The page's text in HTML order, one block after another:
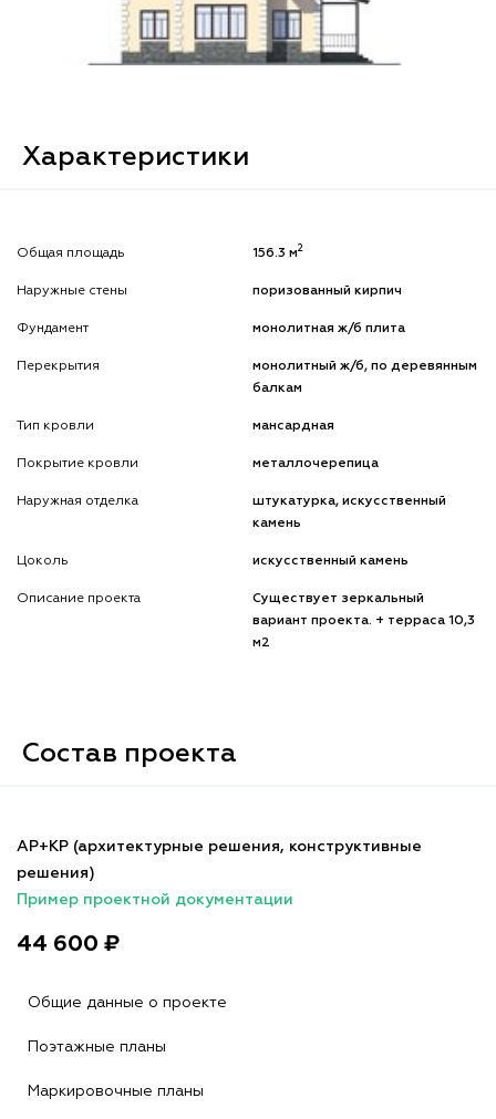
Характеристики
Общая площадь 156.3 м2
Наружные стены поризованный кирпич
Фундамент монолитная ж/б плита
Перекрытия
монолитный ж/б, по деревянным
балкам
Тип кровли мансардная
Покрытие кровли металлочерепица
Наружная отделка
штукатурка, искусственный
камень
Цоколь искусственный камень
Описание проекта
Существует зеркальный
вариант проекта. + терраса 10,3
м2
Состав проекта
АР+КР (архитектурные решения, конструктивные
решения)
Пример проектной документации
44 600 ₽
Общие данные о проекте
Поэтажные планы
Маркировочные планы